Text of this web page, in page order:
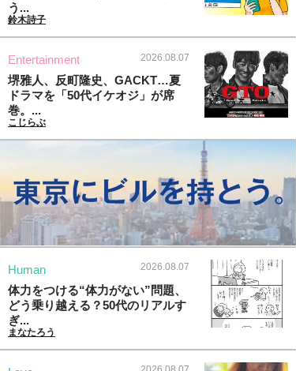
う...
鈴木詩子
Entertainment 2026.08.07
堺雅人、反町隆史、GACKT…夏
ドラマを「50代イケオジ」が席
巻。...
こじらぶ
Human 2026.08.07
体力をつける“体力がない”問題、
どう乗り越える？50代のリアルす
ぎ...
まなたろう